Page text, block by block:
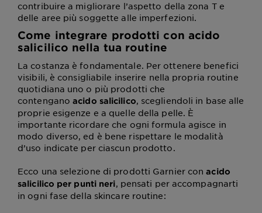
contribuire a migliorare l’aspetto della zona T e
delle aree più soggette alle imperfezioni.
Come integrare prodotti con acido
salicilico nella tua routine
La costanza è fondamentale. Per ottenere benefici
visibili, è consigliabile inserire nella propria routine
quotidiana uno o più prodotti che
contenganoacido salicilico, scegliendoli in base alle
proprie esigenze e a quelle della pelle. È
importante ricordare che ogni formula agisce in
modo diverso, ed è bene rispettare le modalità
d’uso indicate per ciascun prodotto.
Ecco una selezione di prodotti Garnier conacido
salicilico per punti neri, pensati per accompagnarti
in ogni fase della skincare routine: